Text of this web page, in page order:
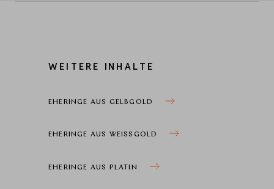
WEITERE INHALTE
EHERINGE AUS GELBGOLD
EHERINGE AUS WEISSGOLD
EHERINGE AUS PLATIN